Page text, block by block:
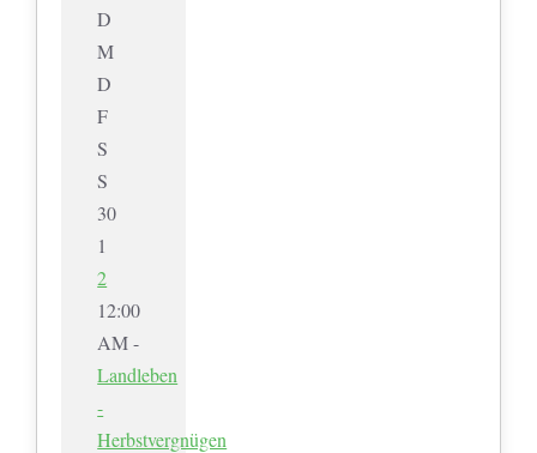
D
M
D
F
S
S
30
1
2
12:00
AM -
Landleben
-
Herbstvergnügen